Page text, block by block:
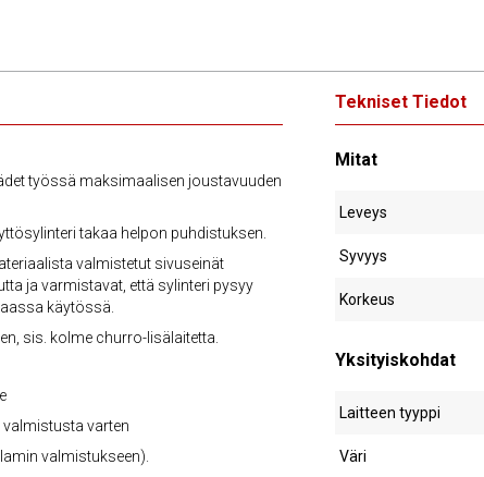
työssä maksimaalisen joustavuuden
takaa helpon puhdistuksen.
valmistetut sivuseinät
ja varmistavat, että sylinteri pysyy
käytössä.
sis. kolme churro-lisälaitetta.
varten
valmistukseen).
Tekniset Tiedot
Mitat
Leveys
Syvyys
Korkeus
Yksityiskohdat
Laitteen tyyppi
Väri